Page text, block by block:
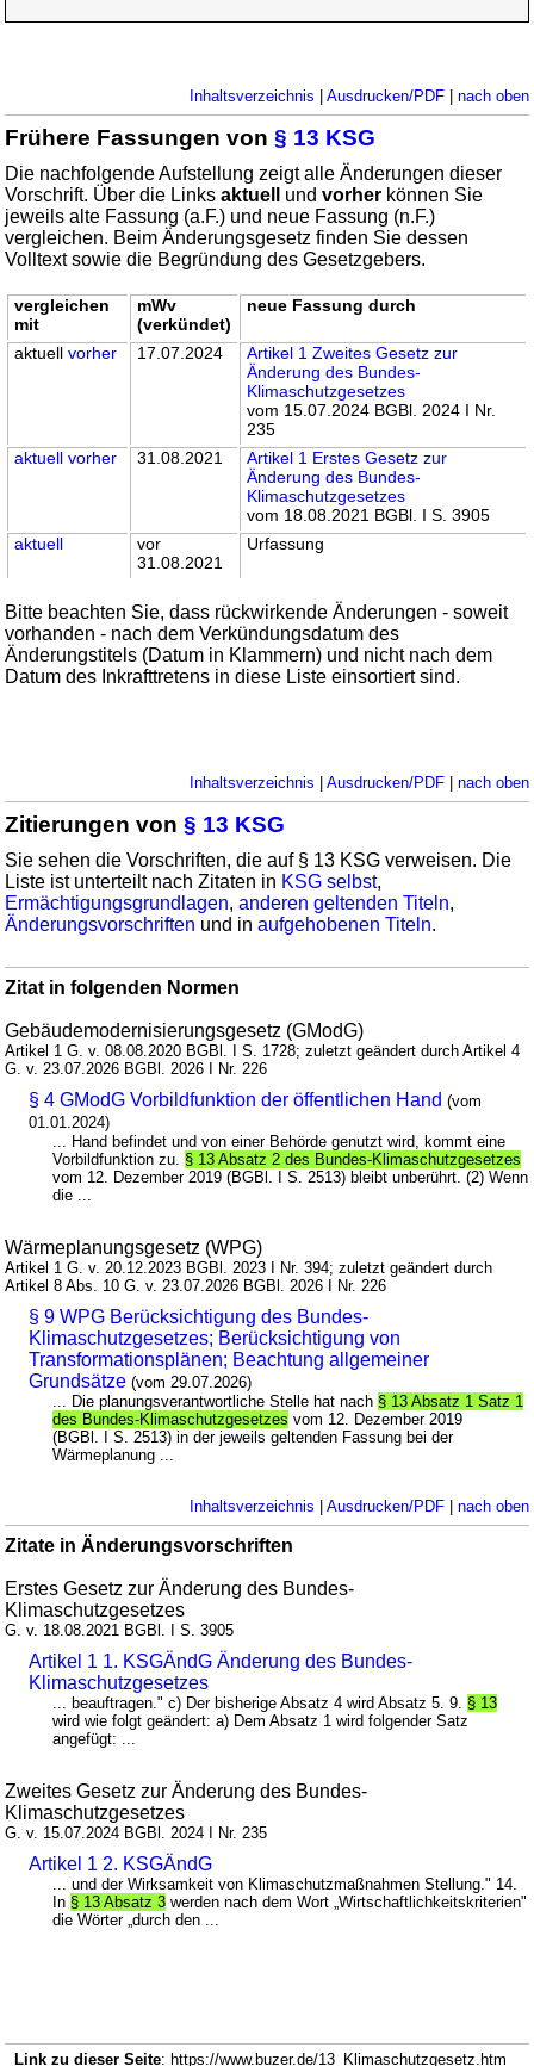
Inhaltsverzeichnis Ausdrucken/PDF| nach oben
Frühere Fassungen von§ 13 KSG
Die nachfolgende Aufstellung zeigt alle Änderungen dieser
Vorschrift. Über die Linksaktuell undvorher können Sie
jeweils alte Fassung (a.F.) und neue Fassung (n.F.)
vergleichen. Beim Änderungsgesetz finden Sie dessen
Volltext sowie die Begründung des Gesetzgebers.
vergleichen
mit
mWv
(verkündet)
neue Fassung durch
aktuellvorher 17.07.2024
Artikel 1 Zweites Gesetz zur
Änderung des Bundes-
Klimaschutzgesetzes
vom 15.07.2024 BGBl. 2024 I Nr.
235
aktuell vorher 31.08.2021
Artikel 1 Erstes Gesetz zur
Änderung des Bundes-
Klimaschutzgesetzes
vom 18.08.2021 BGBl. I S. 3905
aktuell
vor
31.08.2021
Urfassung
Bitte beachten Sie, dass rückwirkende Änderungen - soweit
vorhanden - nach dem Verkündungsdatum des
Änderungstitels (Datum in Klammern) und nicht nach dem
Datum des Inkrafttretens in diese Liste einsortiert sind.
Inhaltsverzeichnis Ausdrucken/PDF| nach oben
Zitierungen von§ 13 KSG
Sie sehen die Vorschriften, die auf § 13 KSG verweisen. Die
Liste ist unterteilt nach Zitaten in KSG selbst,
Ermächtigungsgrundlagen,anderen geltenden Titeln,
Änderungsvorschriften und inaufgehobenen Titeln.
Zitat in folgenden Normen
Gebäudemodernisierungsgesetz (GModG)
Artikel 1 G. v. 08.08.2020 BGBl. I S. 1728; zuletzt geändert durch Artikel 4
G. v. 23.07.2026 BGBl. 2026 I Nr. 226
§ 4 GModG Vorbildfunktion der öffentlichen Hand (vom
01.01.2024)
... Hand befindet und von einer Behörde genutzt wird, kommt eine
Vorbildfunktion zu. § 13 Absatz 2 des Bundes-Klimaschutzgesetzes
vom 12. Dezember 2019 (BGBl. I S. 2513) bleibt unberührt. (2) Wenn
die ...
Wärmeplanungsgesetz (WPG)
Artikel 1 G. v. 20.12.2023 BGBl. 2023 I Nr. 394; zuletzt geändert durch
Artikel 8 Abs. 10 G. v. 23.07.2026 BGBl. 2026 I Nr. 226
§ 9 WPG Berücksichtigung des Bundes-
Klimaschutzgesetzes; Berücksichtigung von
Transformationsplänen; Beachtung allgemeiner
Grundsätze (vom 29.07.2026)
... Die planungsverantwortliche Stelle hat nach § 13 Absatz 1 Satz 1
des Bundes-Klimaschutzgesetzes vom 12. Dezember 2019
(BGBl. I S. 2513) in der jeweils geltenden Fassung bei der
Wärmeplanung ...
Inhaltsverzeichnis Ausdrucken/PDF| nach oben
Zitate in Änderungsvorschriften
Erstes Gesetz zur Änderung des Bundes-
Klimaschutzgesetzes
G. v. 18.08.2021 BGBl. I S. 3905
Artikel 1 1. KSGÄndG Änderung des Bundes-
Klimaschutzgesetzes
... beauftragen." c) Der bisherige Absatz 4 wird Absatz 5. 9. § 13
wird wie folgt geändert: a) Dem Absatz 1 wird folgender Satz
angefügt: ...
Zweites Gesetz zur Änderung des Bundes-
Klimaschutzgesetzes
G. v. 15.07.2024 BGBl. 2024 I Nr. 235
Artikel 1 2. KSGÄndG
... und der Wirksamkeit von Klimaschutzmaßnahmen Stellung." 14.
In § 13 Absatz 3 werden nach dem Wort „Wirtschaftlichkeitskriterien"
die Wörter „durch den ...
Link zu dieser Seite: https://www.buzer.de/13_Klimaschutzgesetz.htm